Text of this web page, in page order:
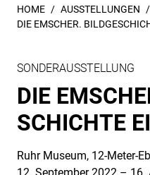
SIE SIND HIER:
HOME AUSSTELLUNGEN
DIE EMSCHER.
SONDERAUSSTELLUNG
DIE
SCHICH­TE
Ruhr Museum, 12-Meter-
12. September 2022 – 16.